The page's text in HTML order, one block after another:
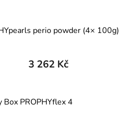
perio powder (4× 100g)
3 262 Kč
Box PROPHYflex 4